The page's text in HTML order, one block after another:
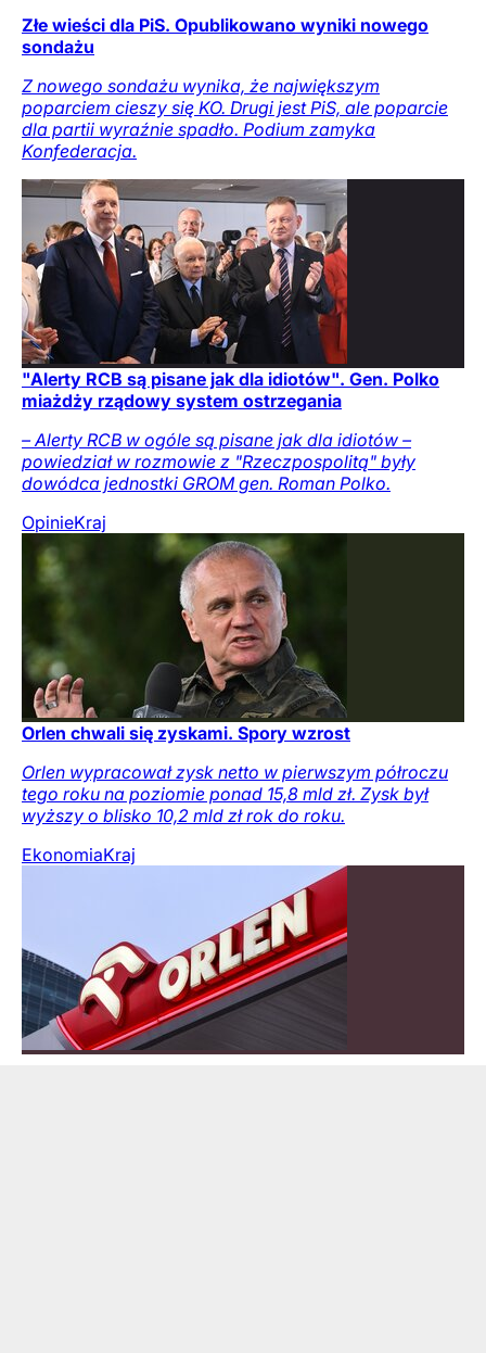
Złe wieści dla PiS. Opublikowano wyniki nowego
sondażu
Z nowego sondażu wynika, że największym
poparciem cieszy się KO. Drugi jest PiS, ale poparcie
dla partii wyraźnie spadło. Podium zamyka
Konfederacja.
"Alerty RCB są pisane jak dla idiotów". Gen. Polko
miażdży rządowy system ostrzegania
– Alerty RCB w ogóle są pisane jak dla idiotów –
powiedział w rozmowie z "Rzeczpospolitą" były
dowódca jednostki GROM gen. Roman Polko.
OpinieKraj
Orlen chwali się zyskami. Spory wzrost
Orlen wypracował zysk netto w pierwszym półroczu
tego roku na poziomie ponad 15,8 mld zł. Zysk był
wyższy o blisko 10,2 mld zł rok do roku.
EkonomiaKraj